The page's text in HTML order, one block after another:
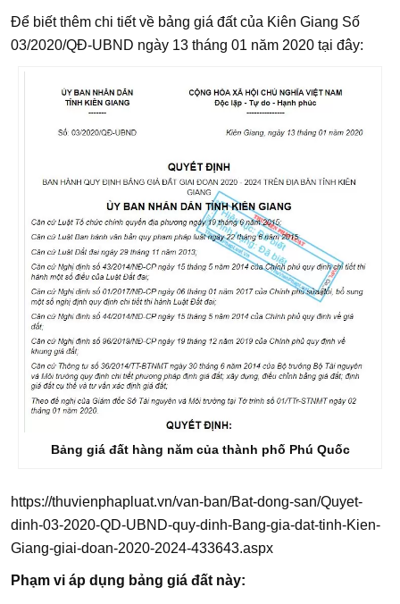
Để biết thêm chi tiết về bảng giá đất của Kiên Giang Số
03/2020/QĐ-UBND ngày 13 tháng 01 năm 2020 tại đây:
Bảng giá đất hàng năm của thành phố Phú Quốc
https://thuvienphapluat.vn/van-ban/Bat-dong-san/Quyet-
dinh-03-2020-QD-UBND-quy-dinh-Bang-gia-dat-tinh-Kien-
Giang-giai-doan-2020-2024-433643.aspx
Phạm vi áp dụng bảng giá đất này: